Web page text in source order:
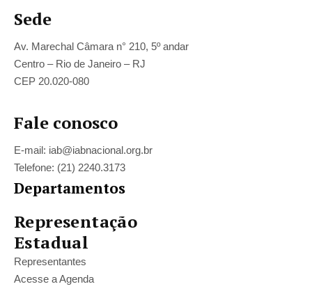
Sede
Av. Marechal Câmara n° 210, 5º andar
Centro – Rio de Janeiro – RJ
CEP 20.020-080
Fale conosco
E-mail: iab@iabnacional.org.br
Telefone: (21) 2240.3173
Departamentos
Representação
Estadual
Representantes
Acesse a Agenda